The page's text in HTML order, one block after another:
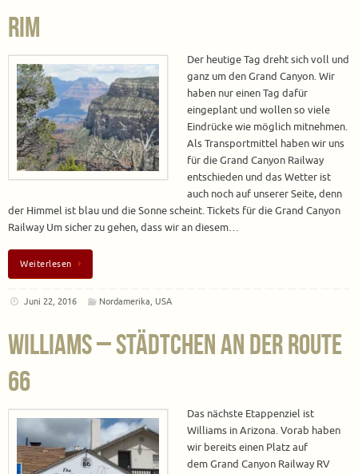
Rim
Der heutige Tag dreht sich voll und
ganz um den Grand Canyon. Wir
haben nur einen Tag dafür
eingeplant und wollen so viele
Eindrücke wie möglich mitnehmen.
Als Transportmittel haben wir uns
für die Grand Canyon Railway
entschieden und das Wetter ist
auch noch auf unserer Seite, denn
der Himmel ist blau und die Sonne scheint. Tickets für die Grand Canyon
Railway Um sicher zu gehen, dass wir an diesem…
Weiterlesen
Juni 22, 2016 Nordamerika, USA
Williams – Städtchen an der Route
66
Das nächste Etappenziel ist
Williams in Arizona. Vorab haben
wir bereits einen Platz auf
dem Grand Canyon Railway RV